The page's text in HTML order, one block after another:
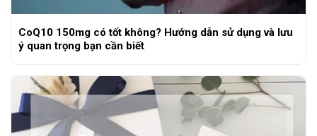
CoQ10 150mg có tốt không? Hướng dẫn sử dụng và lưu
ý quan trọng bạn cần biết